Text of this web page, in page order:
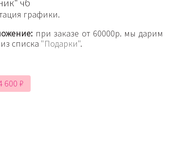
графики.
при заказе от 60000р. мы дарим
списка "Подарки".
600 ₽